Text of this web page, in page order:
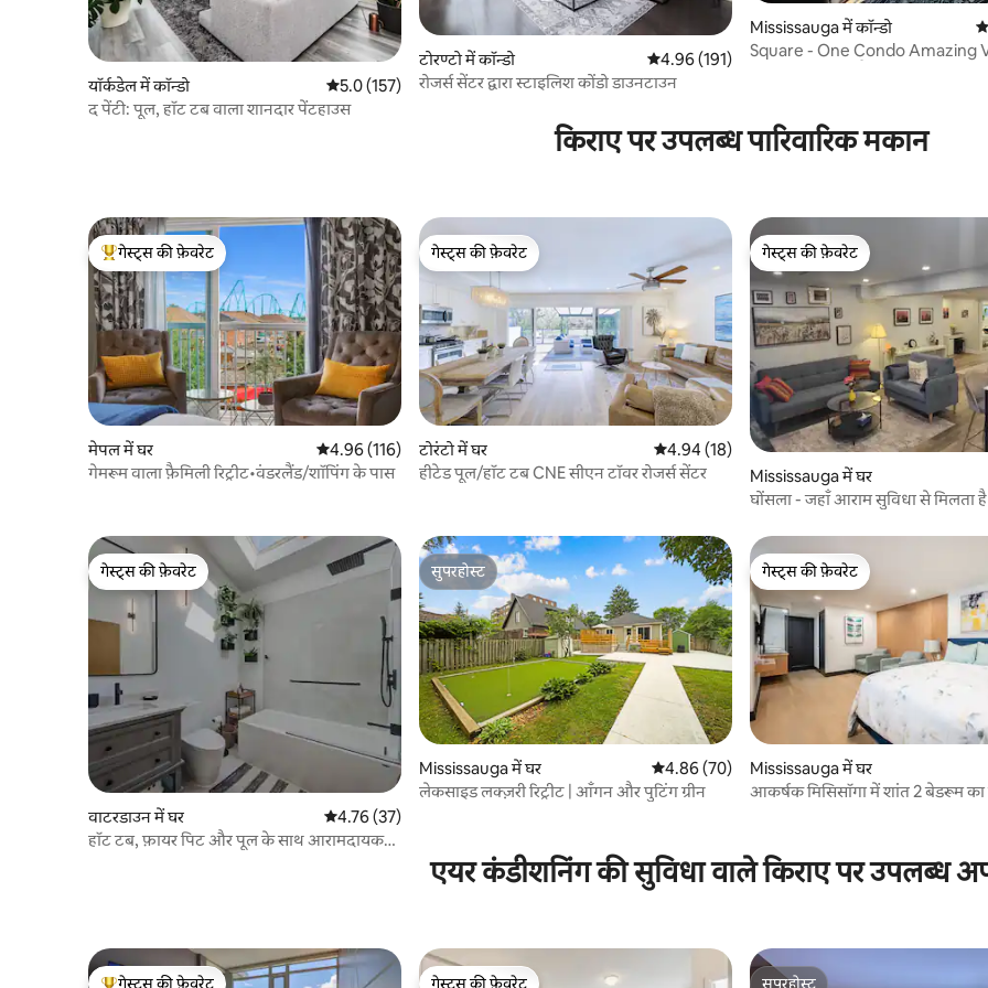
यॉर्कडेल में कॉन्डो औसत रेटिंग 5 में से 5.0, 157 समीक्षाएँ
5.0 (157)
द पेंटी: पूल, हॉट टब वाला शानदार पेंटहाउस
टोरण्टो में कॉन्डो औसत रेटिंग 5 में से 4.96, 191 समीक्षाएँ
4.96 (191)
रोजर्स सेंटर द्वारा स्टाइलिश कोंडो डाउनटाउन
Mississauga में कॉन्डो
Square - One Condo Amazing
किराए पर उपलब्ध पारिवारिक मकान
गेस्ट्स का टॉप फ़ेवरेट
गेस्ट्स की फ़ेवरेट
मेपल में घर औसत रेटिंग 5 में से 4.96, 116 समीक्षाएँ
4.96 (116)
गेमरूम वाला फ़ैमिली रिट्रीट•वंडरलैंड/शॉपिंग के पास
गेस्ट्स की फ़ेवरेट
गेस्ट्स की फ़ेवरेट
टोरंटो में घर औसत रेटिंग 5 में से 4.94, 18 समीक्षाएँ
4.94 (18)
हीटेड पूल/हॉट टब CNE सीएन टॉवर रोजर्स सेंटर
गेस्ट्स की फ़ेवरेट
गेस्ट्स की फ़ेवरेट
Mississauga में घर
घोंसला - जहाँ आराम सुविधा से मिलता है
गेस्ट्स की फ़ेवरेट
गेस्ट्स की फ़ेवरेट
वाटरडाउन में घर औसत रेटिंग 5 में से 4.76, 37 समीक्षाएँ
4.76 (37)
हॉट टब, फ़ायर पिट और पूल के साथ आरामदायक
सुपरहोस्ट
सुपरहोस्ट
Mississauga में घर औसत रेटिंग 5 में से 4.86, 70 समीक्षाएँ
4.86 (70)
लेकसाइड लक्ज़री रिट्रीट | आँगन और पुटिंग ग्रीन
गेस्ट्स की फ़ेवरेट
गेस्ट्स की फ़ेवरेट
Mississauga में घर
आकर्षक मिसिसॉगा में शांत 2 बेडरूम
एयर कंडीशनिंग की सुविधा वाले किराए पर उपलब्ध
गेस्ट्स की फ़ेवरेट गेस्ट्स की फ़ेवरेट सुपरहोस्ट